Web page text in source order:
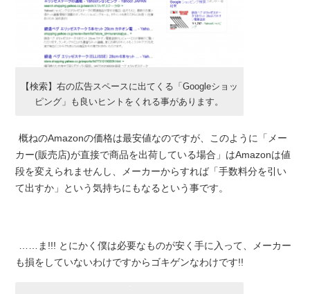
【検索】右の広告スペースに出てくる「Googleショッ
ピング」も良いヒントをくれる事があります。
概ねのAmazonの価格は最安値なのですが、このように「メー
カー(販売店)が直接で商品を出荷している場合」はAmazonは値
段を変えられませんし、メーカーからすれば「手数料分を引い
て出すか」という気持ちにもなるという事です。
……ま!!! とにかく僕は必要なものが安く手に入って、メーカー
も損をしていないわけですからゴキゲンなわけです!!